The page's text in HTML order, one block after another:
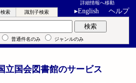
詳細情報へ移動
▸English ヘルプ
索 識別子検索
検索
普通件名のみ ジャンルのみ
立国会図書館のサービス